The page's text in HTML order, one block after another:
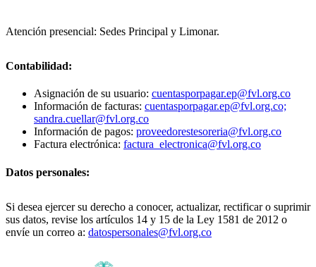
Atención presencial: Sedes Principal y Limonar.
Contabilidad:
Asignación de su usuario: cuentasporpagar.ep@fvl.org.co
Información de facturas: cuentasporpagar.ep@fvl.org.co;
sandra.cuellar@fvl.org.co
Información de pagos: proveedorestesoreria@fvl.org.co
Factura electrónica: factura_electronica@fvl.org.co
Datos personales:
Si desea ejercer su derecho a conocer, actualizar, rectificar o suprimir
sus datos, revise los artículos 14 y 15 de la Ley 1581 de 2012 o
envíe un correo a: datospersonales@fvl.org.co